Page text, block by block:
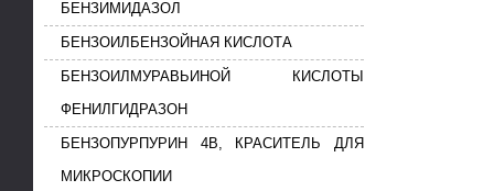
БЕНЗИМИДАЗОЛ
БЕНЗОИЛБЕНЗОЙНАЯ КИСЛОТА
БЕНЗОИЛМУРАВЬИНОЙ КИСЛОТЫ
ФЕНИЛГИДРАЗОН
БЕНЗОПУРПУРИН 4В, КРАСИТЕЛЬ ДЛЯ
МИКРОСКОПИИ